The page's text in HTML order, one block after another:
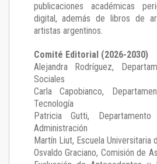
publicaciones académicas
digital, además de libros de
artistas argentinos.
Comité Editorial (2026-2030)
Alejandra Rodríguez,
Sociales
Carla Capobianco,
Tecnología
Patricia Gutti,
Administración
Martín Liut, Escuela Universitaria
Osvaldo Graciano, Comisión de